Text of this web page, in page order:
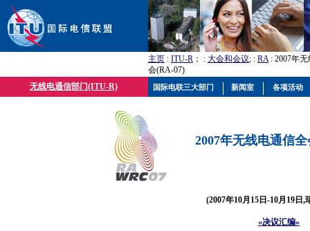
主页 : ITU-R ； : 大会和会议; : RA: 2007年
会(RA-07)
无线电通信部门(ITU-R)
2007年无线电通信
(2007年10月15日-10月19日,
«决议汇编»
国际电联三大部门 新闻室 各项活动